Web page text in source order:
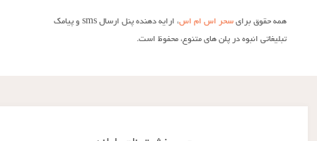
همه حقوق برایسحر اس ام اس
، ارایه دهنده پنل ارسال sms و پیامک
تبلیغاتی انبوه در پلن های متنوع، محفوظ است.